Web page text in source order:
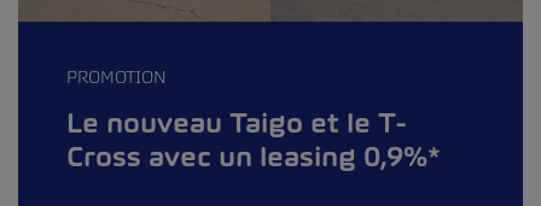
PROMOTION
Le nouveau Taigo et le T-
Cross avec un leasing 0,9%*